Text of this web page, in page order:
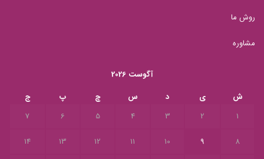
روش ما
مشاوره
آگوست 2026
ش
ی د س چ پ
ج
1
2
3
4
5
6
7
8
9
10
11
12
13
14